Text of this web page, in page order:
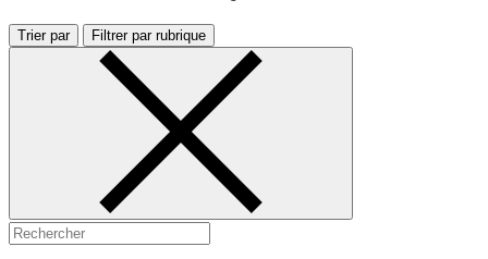
Trier par Filtrer par rubrique